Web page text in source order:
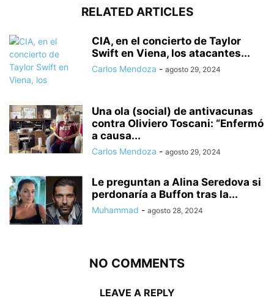
RELATED ARTICLES
CIA, en el concierto de Taylor
Swift en Viena, los atacantes...
Carlos Mendoza - agosto 29, 2024
Una ola (social) de antivacunas
contra Oliviero Toscani: “Enfermó
a causa...
Carlos Mendoza - agosto 29, 2024
Le preguntan a Alina Seredova si
perdonaría a Buffon tras la...
Muhammad - agosto 28, 2024
NO COMMENTS
LEAVE A REPLY